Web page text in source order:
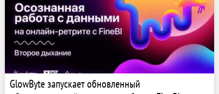
GlowByte запускает обновленный